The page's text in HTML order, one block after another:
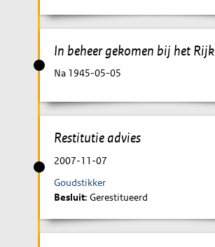
In beheer gekomen bij het Rijk
Na 1945-05-05
Restitutie advies
2007-11-07
Goudstikker
Besluit: Gerestitueerd